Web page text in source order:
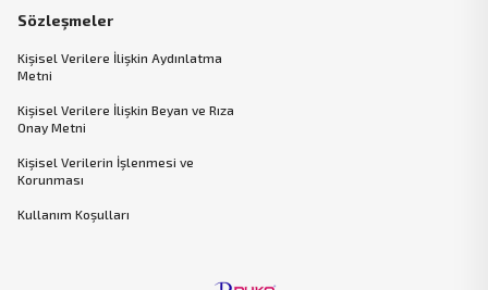
Sözleşmeler
Kişisel Verilere İlişkin Aydınlatma
Metni
Kişisel Verilere İlişkin Beyan ve Rıza
Onay Metni
Kişisel Verilerin İşlenmesi ve
Korunması
Kullanım Koşulları